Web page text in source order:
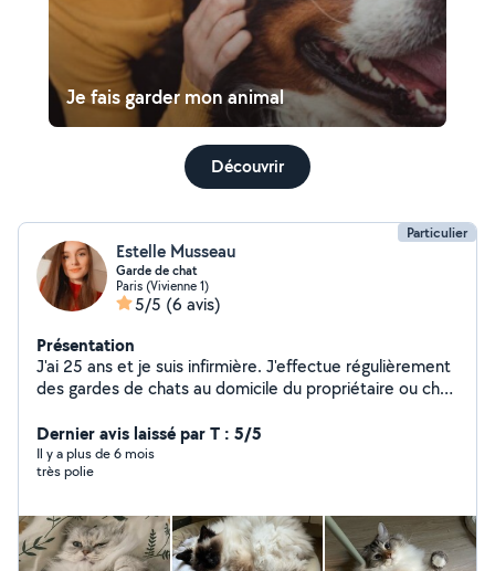
Je fais garder mon animal
Découvrir
Particulier
Estelle Musseau
Garde de chat
Paris (Vivienne 1)
5/5 (6 avis)
Présentation
J'ai 25 ans et je suis infirmière. J'effectue régulièrement
des gardes de chats au domicile du propriétaire ou chez
possible si votre chat apprécie la présence d'autres
animaux. N'hésitez pas à me contacter, je serais ravie
de m'occuper de vos boules de poils !
Dernier avis laissé par T : 5/5
Il y a plus de 6 mois
très polie